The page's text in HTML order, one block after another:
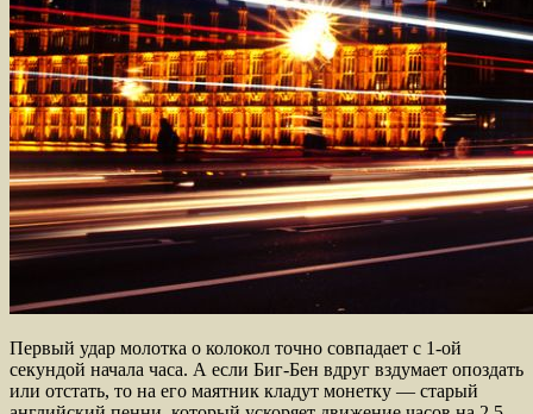
Первый удар молотка о колокол точно совпадает с 1-ой
секундой начала часа. А если Биг-Бен вдруг вздумает опоздать
или отстать, то на его маятник кладут монетку — старый